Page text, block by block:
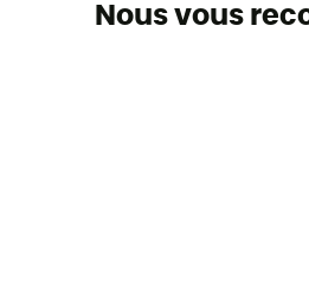
Nous vous